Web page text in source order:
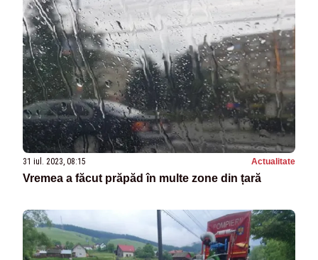
31 iul. 2023, 08:15 Actualitate
Vremea a făcut prăpăd în multe zone din țară